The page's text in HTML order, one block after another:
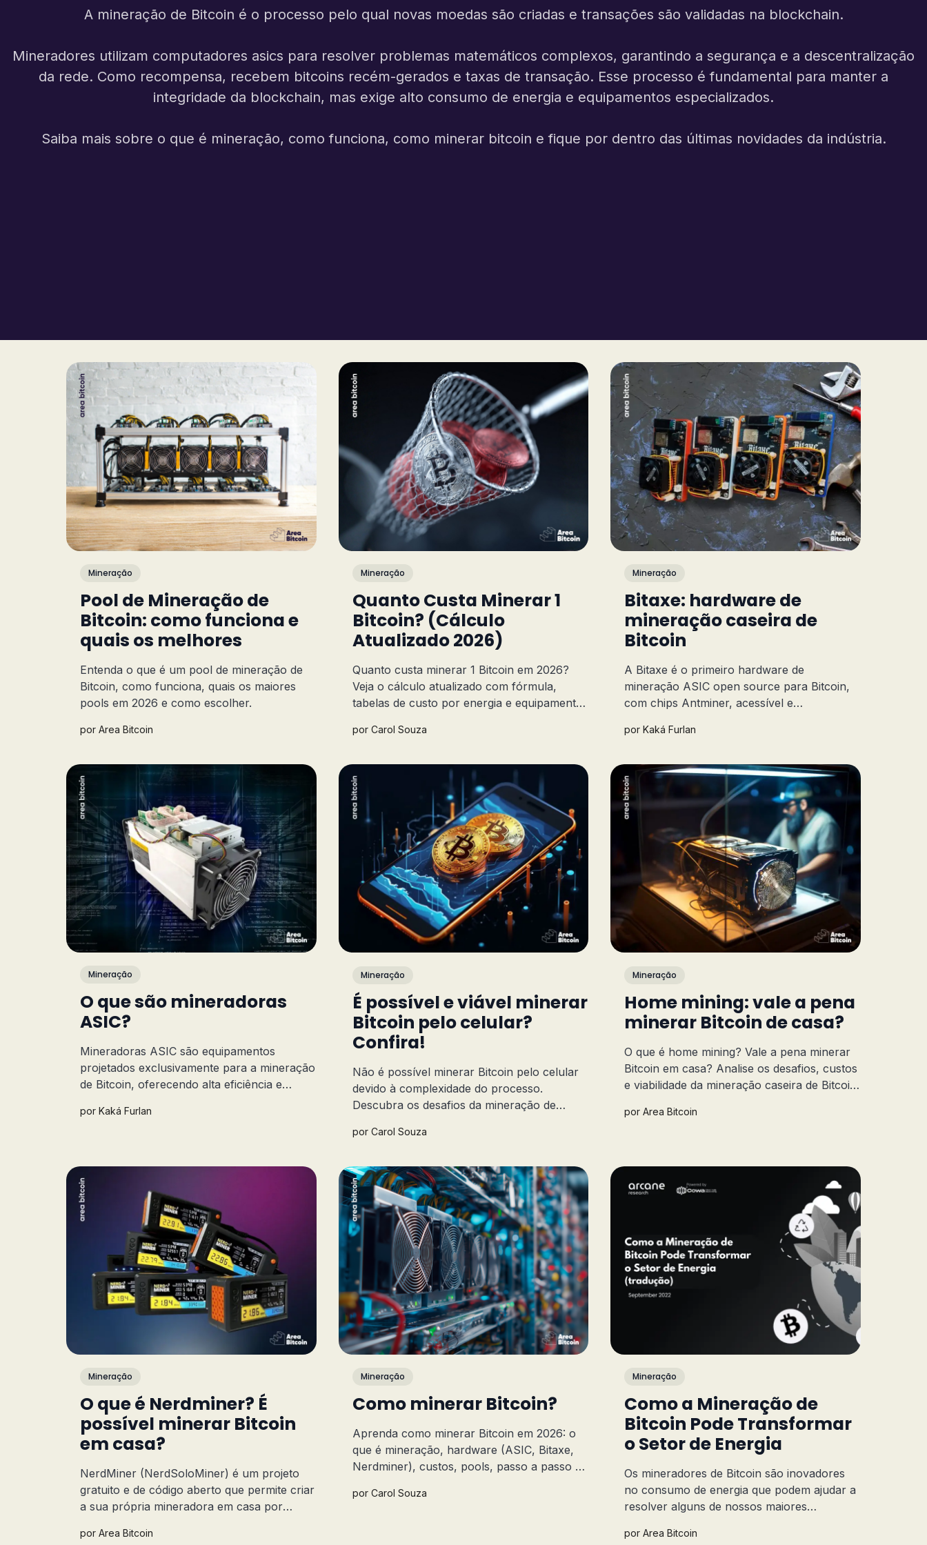
A mineração de Bitcoin é o processo pelo qual novas moedas são criadas e transações são validadas na blockchain.
Mineradores utilizam computadores asics para resolver problemas matemáticos complexos, garantindo a segurança e a descentralização
da rede. Como recompensa, recebem bitcoins recém-gerados e taxas de transação. Esse processo é fundamental para manter a
integridade da blockchain, mas exige alto consumo de energia e equipamentos especializados.
Saiba mais sobre o que é mineração, como funciona, como minerar bitcoin e fique por dentro das últimas novidades da indústria.
Mineração
Pool de Mineração de
Bitcoin: como funciona e
quais os melhores
Entenda o que é um pool de mineração de
Bitcoin, como funciona, quais os maiores
pools em 2026 e como escolher.
por Area Bitcoin
Mineração
Quanto Custa Minerar 1
Bitcoin? (Cálculo
Atualizado 2026)
Quanto custa minerar 1 Bitcoin em 2026?
Veja o cálculo atualizado com fórmula,
tabelas de custo por energia e equipamento
minerar e comprar.
por Carol Souza
Mineração
Bitaxe: hardware de
mineração caseira de
Bitcoin
A Bitaxe é o primeiro hardware de
mineração ASIC open source para Bitcoin,
com chips Antminer, acessível e
Saiba tudo sobre essa pequena mineradora
porKaká Furlan
Mineração
O que são mineradoras
ASIC?
Mineradoras ASIC são equipamentos
projetados exclusivamente para a mineração
de Bitcoin, oferecendo alta eficiência e
computadores comuns. Bora entender mais
por Kaká Furlan
Mineração
É possível e viável minerar
Bitcoin pelo celular?
Confira!
Não é possível minerar Bitcoin pelo celular
devido à complexidade do processo.
Descubra os desafios da mineração de
por Carol Souza
Mineração
Home mining: vale a pena
minerar Bitcoin de casa?
O que é home mining? Vale a pena minerar
Bitcoin em casa? Analise os desafios, custos
e viabilidade da mineração caseira de Bitcoin
porArea Bitcoin
Mineração
O que é Nerdminer? É
possível minerar Bitcoin
em casa?
NerdMiner (NerdSoloMiner) é um projeto
gratuito e de código aberto que permite criar
a sua própria mineradora em casa por
pena minerar Bitcoin com ele?
por Area Bitcoin
Mineração
Como minerar Bitcoin?
Aprenda como minerar Bitcoin em 2026: o
que é mineração, hardware (ASIC, Bitaxe,
Nerdminer), custos, pools, passo a passo e
por Carol Souza
Mineração
Como a Mineração de
Bitcoin Pode Transformar
o Setor de Energia
Os mineradores de Bitcoin são inovadores
no consumo de energia que podem ajudar a
resolver alguns de nossos maiores
porArea Bitcoin